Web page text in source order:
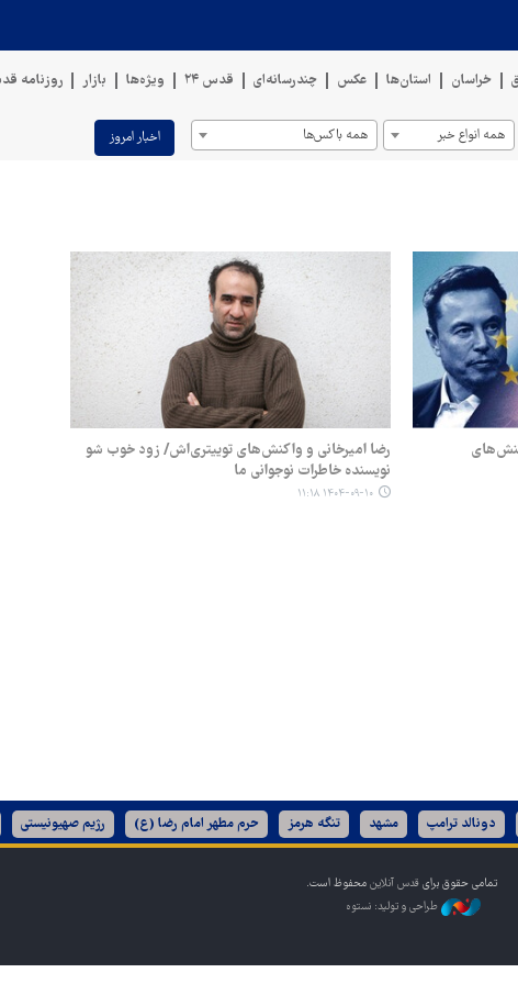
خراسان استان‌ها عکس چندرسانه‌ای قدس ۲۴ ویژه‌ها بازار روزنامه
همه انواع خبر همه باکس‌ها اخبار امروز
رضا امیرخانی و واکنش‌های توییتری‌اش/ زود خوب شو
نویسنده خاطرات نوجوانی ما
۱۴۰۴-۰۹-۱۰ ۱۱:۱۸
دونالد ترامپ مشهد تنگه هرمز حرم مطهر امام رضا (ع) رژیم صهیونیستی
تمامی حقوق برای قدس آنلاین محفوظ است.
طراحی و تولید: نستوه